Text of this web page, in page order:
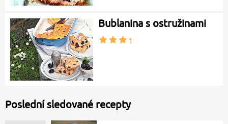
Bublanina s ostružinami
Poslední sledované recepty